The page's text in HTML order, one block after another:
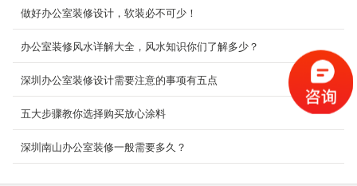
做好办公室装修设计，软装必不可少！
办公室装修风水详解大全，风水知识你们了解多少？
深圳办公室装修设计需要注意的事项有五点
五大步骤教你选择购买放心涂料
深圳南山办公室装修一般需要多久？
室内办公室装修_薇仕科技
前厅的背景采用了仿古木地板，延续了WISH总
部的美式风格。而开放洽谈区隔断造型的灵感则
来源于俄罗...
深圳厂房装修装饰案例
现在很多企业都有着自己的厂房，虽然厂房建造